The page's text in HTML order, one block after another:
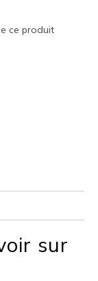
ce produit
sur